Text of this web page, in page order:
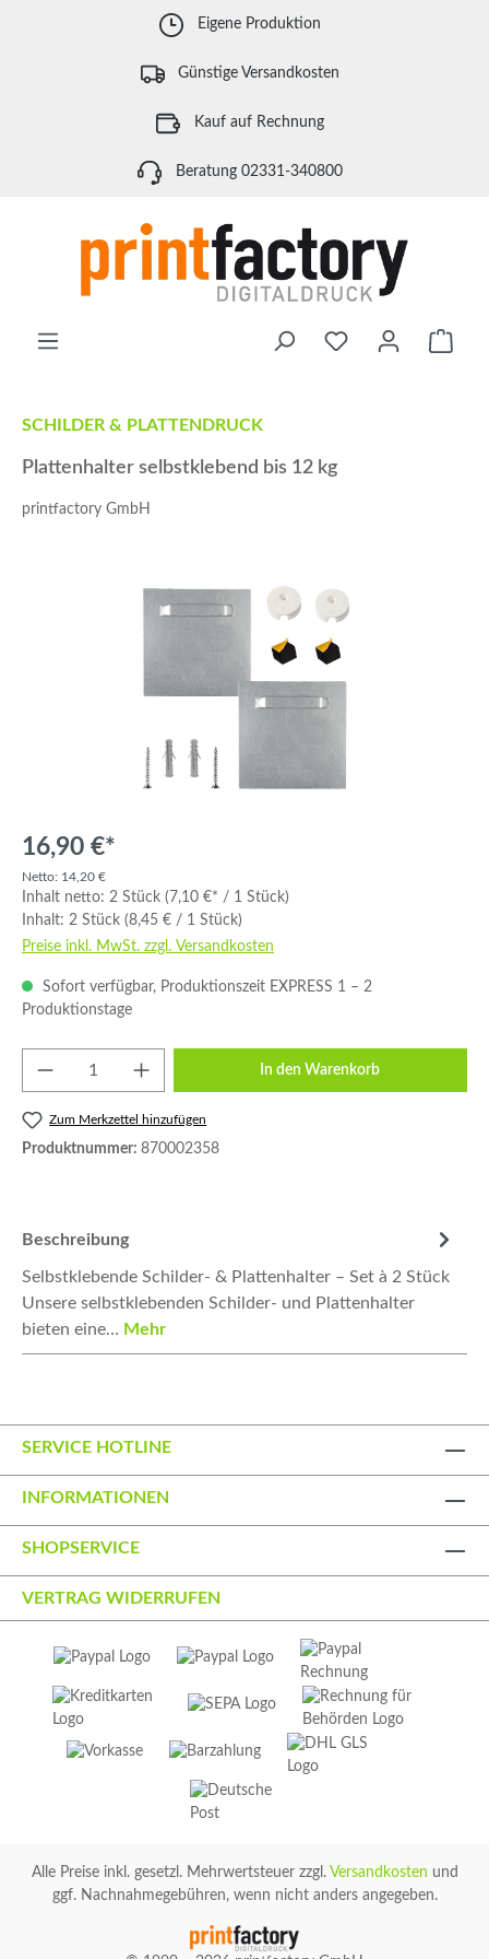
Zum Hauptinhalt springen Eigene Produktion
Günstige Versandkosten
Kauf auf Rechnung
Beratung 02331-340800
SCHILDER & PLATTENDRUCK
Plattenhalter selbstklebend bis 12 kg
printfactory GmbH
16,90 €*
Netto: 14,20 €
Inhalt netto: 2 Stück (7,10 €* / 1 Stück)
Inhalt: 2 Stück (8,45 € / 1 Stück)
Preise inkl. MwSt. zzgl. Versandkosten
Sofort verfügbar, Produktionszeit EXPRESS 1 – 2
Produktionstage
Produkt Anzahl: Gib den gewünschten
In den Warenkorb
Zum Merkzettel hinzufügen
Produktnummer: 870002358
Beschreibung
Selbstklebende Schilder- & Plattenhalter – Set à 2 Stück
Unsere selbstklebenden Schilder- und Plattenhalter
bieten eine… Mehr
SERVICE HOTLINE
INFORMATIONEN
SHOPSERVICE
VERTRAG WIDERRUFEN
Alle Preise inkl. gesetzl. Mehrwertsteuer zzgl. Versandkosten und
ggf. Nachnahmegebühren, wenn nicht anders angegeben.